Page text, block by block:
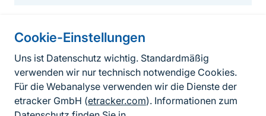
Cookie-Einstellungen
Uns ist Datenschutz wichtig. Standardmäßig
verwenden wir nur technisch notwendige Cookies.
Für die Webanalyse verwenden wir die Dienste der
etracker GmbH (etracker.com). Informationen zum
Informationen zur Seite
FußzeileKontakt zum BfN
Kontaktformular